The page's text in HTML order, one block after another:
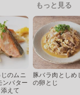
もっと見る
のムニ
ンバター
えて
豚バラ肉としめ
の卵とじ